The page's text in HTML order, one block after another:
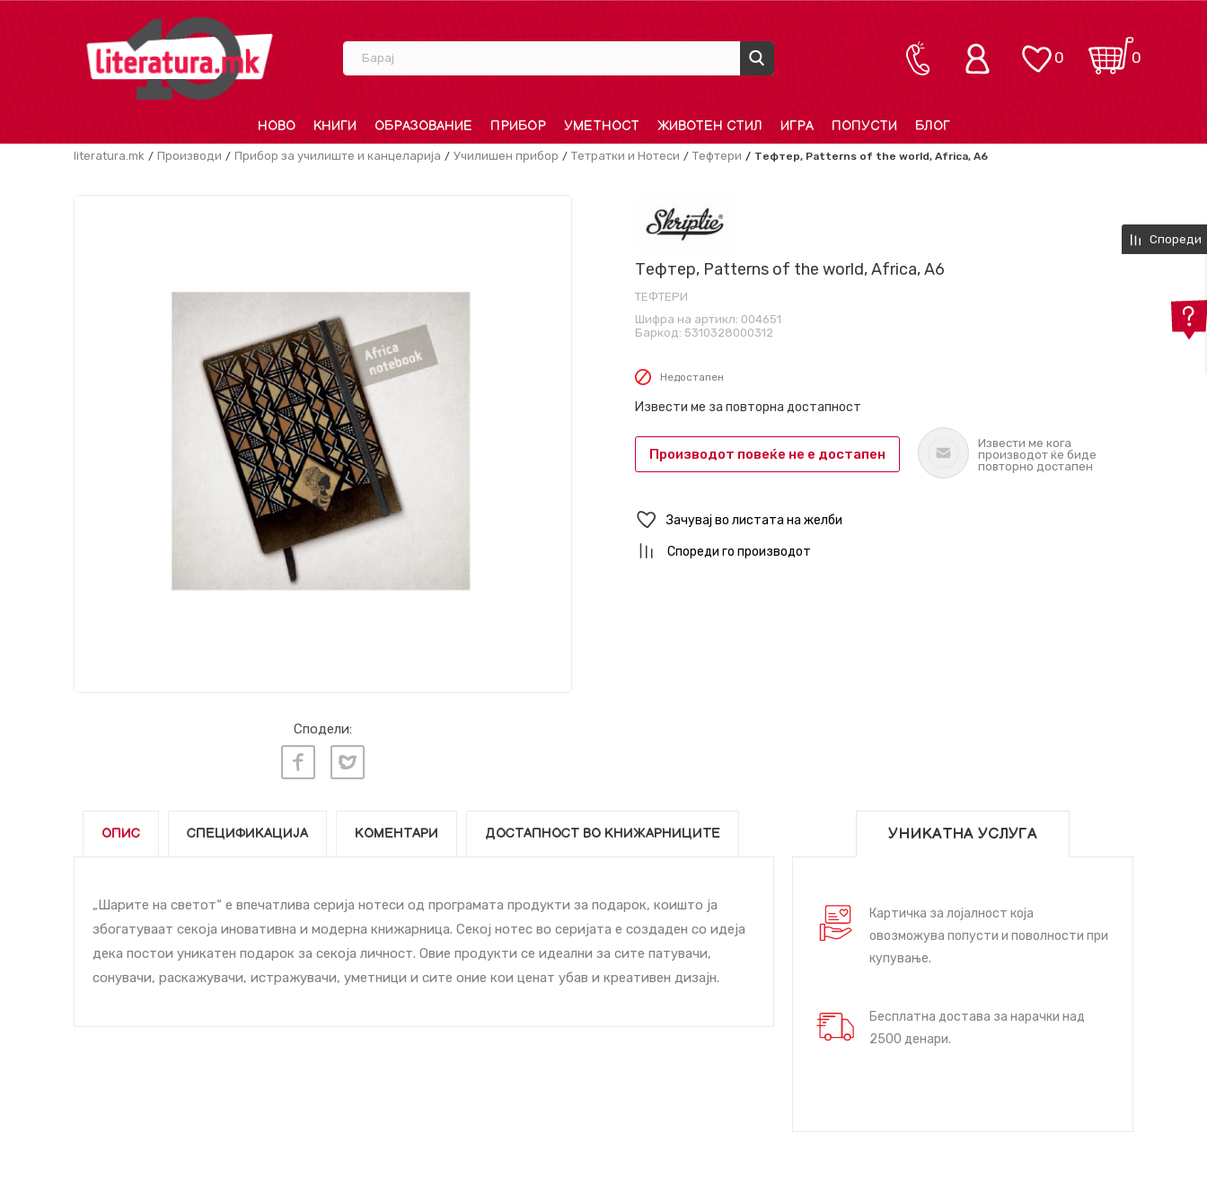
Барај 0
0
НОВО КНИГИ ОБРАЗОВАНИЕ ПРИБОР УМЕТНОСТ ЖИВОТЕН СТИЛ ИГРА ПОПУСТИ БЛОГ
literatura.mk Производи Прибор за училиште и канцеларија Училишен прибор Тетратки и Нотеси Тефтери Тефтер, Patterns of the world, Africa, A6
Сподели:
Тефтер, Patterns of the world, Africa, A6
ТЕФТЕРИ
Шифра на артикл: 004651
Баркод: 5310328000312
Недостапен
Извести ме за повторна достапност
Производот повеќе не е достапен
Извести ме кога
производот ќе биде
повторно достапен
Зачувај во листата на желби
Спореди го производот
ОПИС СПЕЦИФИКАЦИЈА КОМЕНТАРИ ДОСТАПНОСТ ВО КНИЖАРНИЦИТЕ
„Шарите на светот“ е впечатлива серија нотеси од програмата продукти за подарок, коишто ја
збогатуваат секоја иновативна и модерна книжарница. Секој нотес во серијата е создаден со идеја
дека постои уникатен подарок за секоја личност. Овие продукти се идеални за сите патувачи,
сонувачи, раскажувачи, истражувачи, уметници и сите оние кои ценат убав и креативен дизајн.
УНИКАТНА УСЛУГА
Картичка за лојалност која
овозможува попусти и поволности при
купување.
Бесплатна достава за нарачки над
2500 денари.
Спореди